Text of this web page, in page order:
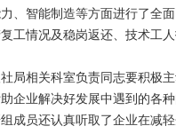
、智能制造等方面进行了全
工情况及稳岗返还、技术工
相关科室负责同志要积极主
企业解决好发展中遇到的各
成员还认真听取了企业在减